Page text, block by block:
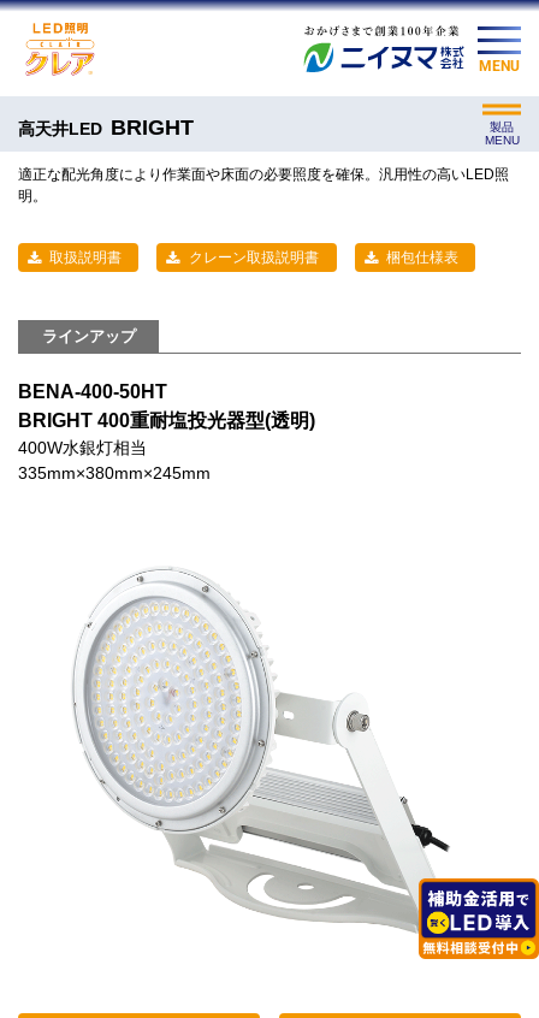
MENU
高天井LED BRIGHT
製品
MENU
適正な配光角度により作業面や床面の必要照度を確保。汎用性の高いLED照
明。
取扱説明書 クレーン取扱説明書 梱包仕様表
ラインアップ
BENA-400-50HT
BRIGHT 400重耐塩投光器型(透明)
400W水銀灯相当
335mm×380mm×245mm